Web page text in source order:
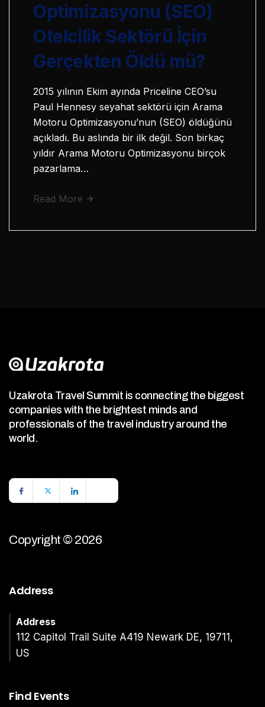
Optimizasyonu (SEO)
Otelcilik Sektörü İçin
Gerçekten Öldü mü?
2015 yılının Ekim ayında Priceline CEO’su
Paul Hennesy seyahat sektörü için Arama
Motoru Optimizasyonu’nun (SEO) öldüğünü
açıkladı. Bu aslında bir ilk değil. Son birkaç
yıldır Arama Motoru Optimizasyonu birçok
pazarlama…
Read More
Uzakrota Travel Summit is connecting the biggest
companies with the brightest minds and
professionals of the travel industry around the
world.
Copyright © 2026
Address
Address
112 Capitol Trail Suite A419 Newark DE, 19711,
US
Find Events